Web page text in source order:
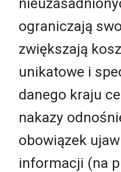
ograniczają
zwiększają
unikatowe i
danego kraju
nakazy
obowiązek
informacji (na